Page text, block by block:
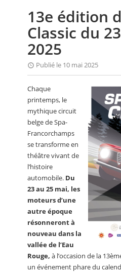
ANNUAIRES
PETITES ANNONCES
13e édition
Classic du
2025
Publié le 10 mai 2025
Chaque
printemps, le
mythique circuit
belge de Spa-
Francorchamps
se transforme en
théâtre vivant de
l’histoire
automobile. Du
23 au 25 mai, les
moteurs d’une
autre époque
résonneront à
nouveau dans la
vallée de l’Eau
Rouge, à l’occasion de la
un événement phare du